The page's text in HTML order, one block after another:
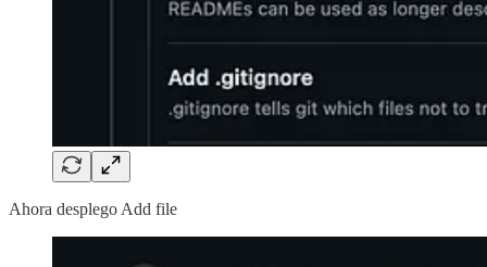
Ahora desplego Add file